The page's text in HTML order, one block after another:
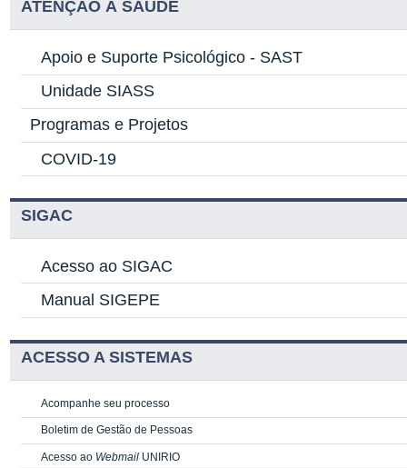
ATENÇÃO À SAÚDE
Apoio e Suporte Psicológico - SAST
Unidade SIASS
Programas e Projetos
COVID-19
SIGAC
Acesso ao SIGAC
Manual SIGEPE
ACESSO A SISTEMAS
Acompanhe seu processo
Boletim de Gestão de Pessoas
Acesso ao Webmail UNIRIO